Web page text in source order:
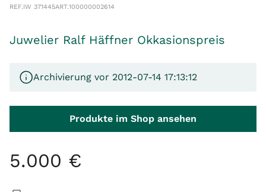
REF.IW 371445ART.100000002614
Juwelier Ralf Häffner Okkasionspreis
Archivierung vor 2012-07-14 17:13:12
Produkte im Shop ansehen
5.000 €